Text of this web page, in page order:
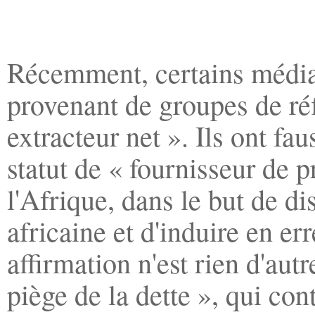
Récemment, certains
provenant de groupes de
extracteur net ». Ils ont
statut de « fournisseur de
l'Afrique, dans le but de
africaine et d'induire en
affirmation n'est rien
piège de la dette », qui